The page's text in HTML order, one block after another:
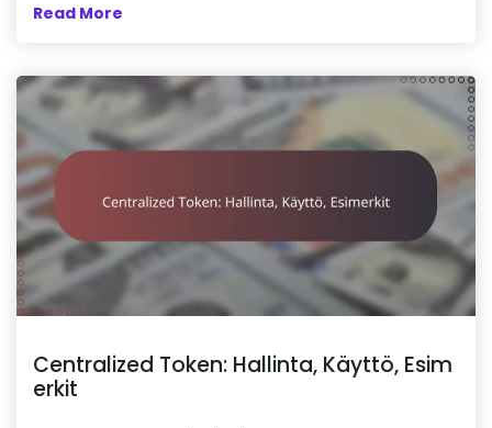
Read More
Centralized Token: Hallinta, Käyttö, Esim
erkit